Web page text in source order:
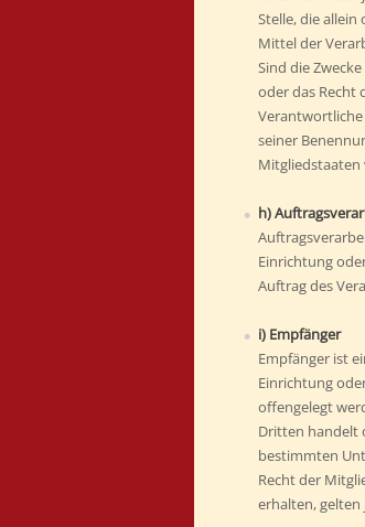
Stelle, die
Mittel der
Sind die
oder das Recht
seiner
Mitgliedstaaten
h)
Einrichtung
Auftrag des
i) Empfänger
Empfänger ist
Einrichtung
offengelegt
Dritten handelt
bestimmten
Recht der
erhalten, gelten